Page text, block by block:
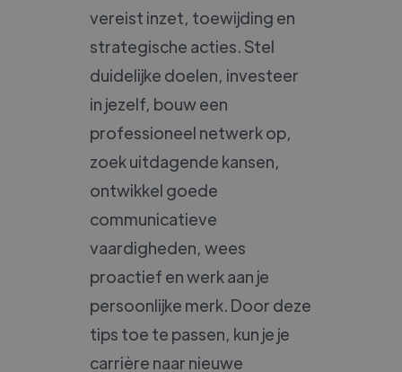
vereist inzet, toewijding en
strategische acties. Stel
duidelijke doelen, investeer
in jezelf, bouw een
professioneel netwerk op,
zoek uitdagende kansen,
ontwikkel goede
communicatieve
vaardigheden, wees
proactief en werk aan je
persoonlijke merk. Door deze
tips toe te passen, kun je je
carrière naar nieuwe